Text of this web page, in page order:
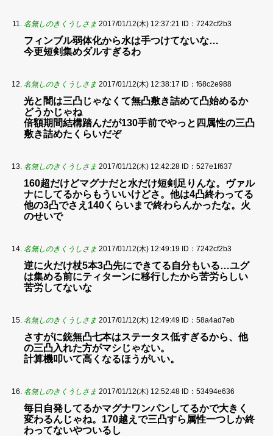
名無しのきくうしさま 2017/01/12(木) 12:37:21 ID：7242cf2b3
フィンブル弱体化から水は手つけてないな…
今更短剣集めダルすぎるわ
名無しのきくうしさま 2017/01/12(木) 12:38:17 ID：f68c2e988
光と闇は三凸じゃなくて無凸敷き詰めて凸始めるか
どうかじゃね
倍額期間結構踏んだが130手前でやっと四属性の三凸
敷き詰めたくらいだぞ
名無しのきくうしさま 2017/01/12(木) 12:42:28 ID：527e1f637
160超だけどマグナだと水だけ短剣足りんな。ヴァル
ナにしてるからもういいけどさ。他は4凸終わってる
他の3凸でさえ140くらいまで終わらんかったな。火
のせいで
名無しのきくうしさま 2017/01/12(木) 12:49:19 ID：7242cf2b3
逆に火だけ杖5本3凸先にできてる自分もいる…ユグ
は集める前にティターンに移行したから苦労らしい
苦労してないな
名無しのきくうしさま 2017/01/12(木) 12:49:49 ID：58a4ad7eb
さすがに銃無凸七本はステータス低すぎるから、他
の三凸入れた方がマシじゃない。
計算機叩いて高くなるほうがいい。
名無しのきくうしさま 2017/01/12(木) 12:52:48 ID：53494e636
毎日自発してるかマグナワンパンしてるかで大きく
変わるんじゃね。170越えで三凸すら属性一つしか終
わってないやついるし